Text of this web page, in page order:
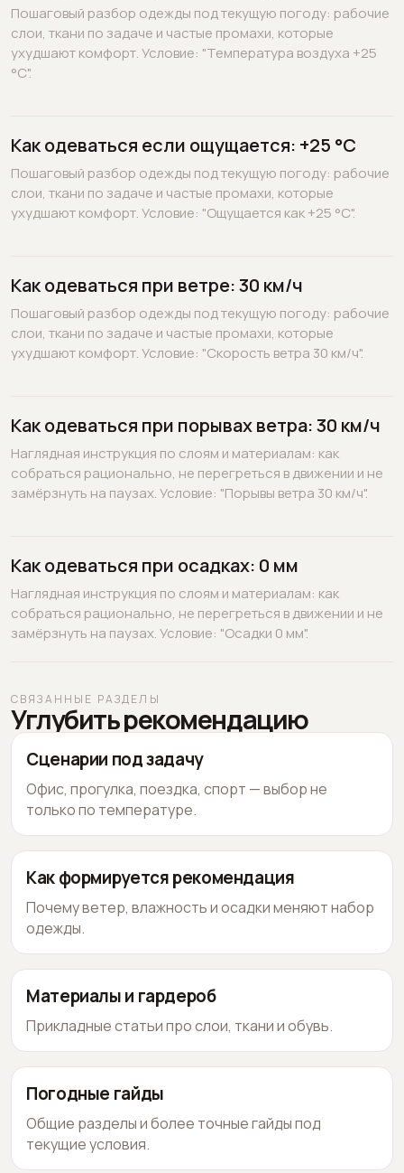
Пошаговый разбор одежды под текущую погоду: рабочие
слои, ткани по задаче и частые промахи, которые
ухудшают комфорт. Условие: "Температура воздуха +25
°C".
Как одеваться если ощущается: +25 °C
Пошаговый разбор одежды под текущую погоду: рабочие
слои, ткани по задаче и частые промахи, которые
ухудшают комфорт. Условие: "Ощущается как +25 °C".
Как одеваться при ветре: 30 км/ч
Пошаговый разбор одежды под текущую погоду: рабочие
слои, ткани по задаче и частые промахи, которые
ухудшают комфорт. Условие: "Скорость ветра 30 км/ч".
Как одеваться при порывах ветра: 30 км/ч
Наглядная инструкция по слоям и материалам: как
собраться рационально, не перегреться в движении и не
замёрзнуть на паузах. Условие: "Порывы ветра 30 км/ч".
Как одеваться при осадках: 0 мм
Наглядная инструкция по слоям и материалам: как
собраться рационально, не перегреться в движении и не
замёрзнуть на паузах. Условие: "Осадки 0 мм".
СВЯЗАННЫЕ РАЗДЕЛЫ
Углубить рекомендацию
Сценарии под задачу
Офис, прогулка, поездка, спорт — выбор не
только по температуре.
Как формируется рекомендация
Почему ветер, влажность и осадки меняют набор
одежды.
Материалы и гардероб
Прикладные статьи про слои, ткани и обувь.
Погодные гайды
Общие разделы и более точные гайды под
текущие условия.